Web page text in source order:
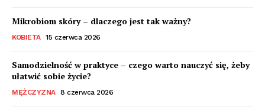
Mikrobiom skóry – dlaczego jest tak ważny?
KOBIETA 15 czerwca 2026
Samodzielność w praktyce – czego warto nauczyć się, żeby
ułatwić sobie życie?
MĘŻCZYZNA 8 czerwca 2026